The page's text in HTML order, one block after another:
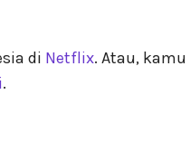
di Netflix. Atau, kamu
.